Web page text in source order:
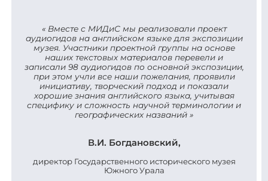
Вместе с МИДиС мы реализовали проект
аудиогидов на английском языке для экспозиции
музея. Участники проектной группы на основе
наших текстовых материалов перевели и
записали 98 аудиогидов по основной экспозиции,
при этом учли все наши пожелания, проявили
инициативу, творческий подход и показали
хорошие знания английского языка, учитывая
специфику и сложность научной терминологии и
географических названий
В.И. Богдановский,
директор Государственного исторического музея
Южного Урала